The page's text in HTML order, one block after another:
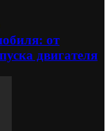
от
двигателя